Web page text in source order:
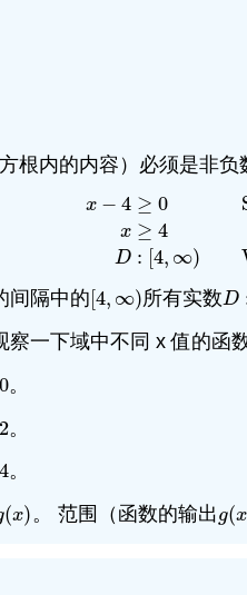
根内的内容）必须是非
x − 4
x
D
≥ 0
≥ 4
: [4, ∞)
≥0 Set the
间隔中的 [4, ∞)
[4, ∞) 所有实数D
D:
察一下域中不同 x 值的函
0。
2。
4。
(x)
(x) 。 范围（函数的输出g(x
g(x